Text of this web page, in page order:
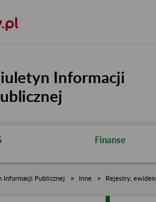
Informacji
Finanse
Informacji Publicznej Inne Rejestry,